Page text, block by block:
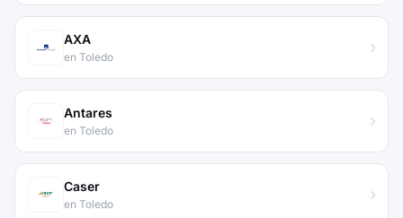
AXA
en Toledo
Antares
en Toledo
Caser
en Toledo